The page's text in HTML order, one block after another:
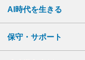
AI時代を生きる
保守・サポート